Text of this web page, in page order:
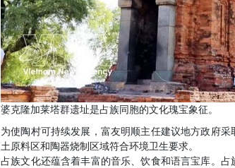
婆克隆加莱塔群遗址是占族同胞的文化瑰宝象征。
为使陶村可持续发展，富友明顺主任建议地方政府
土原料区和陶器烧制区域符合环境卫生要求。
占族文化还蕴含着丰富的音乐、饮食和语言宝库。